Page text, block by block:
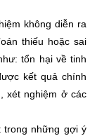
không diễn ra
thiếu hoặc sai
tổn hại về tinh
kết quả chính
xét nghiệm ở các
trong những gợi ý